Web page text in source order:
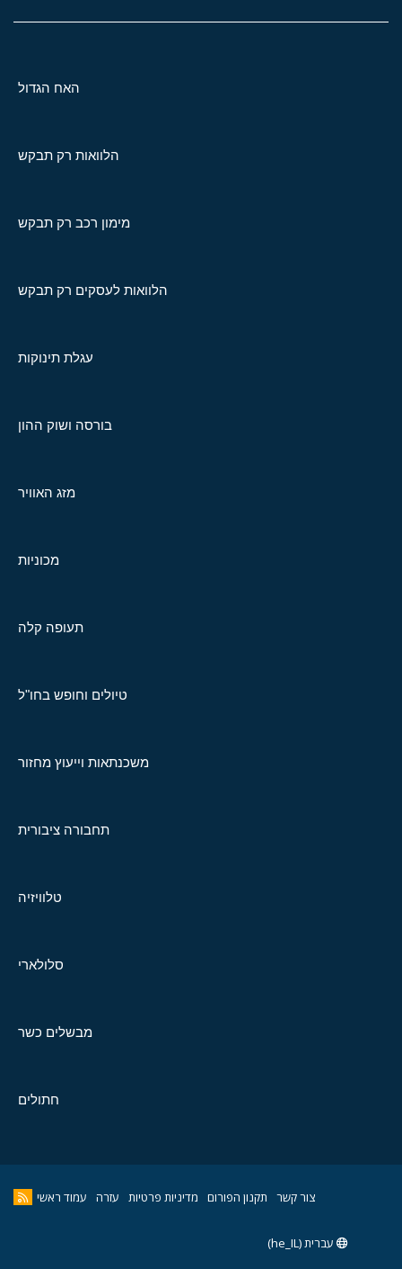
האח הגדול
הלוואות רק תבקש
מימון רכב רק תבקש
הלוואות לעסקים רק תבקש
עגלת תינוקות
בורסה ושוק ההון
מזג האוויר
מכוניות
תעופה קלה
טיולים וחופש בחו"ל
משכנתאות וייעוץ מחזור
תחבורה ציבורית
טלוויזיה
סלולארי
מבשלים כשר
חתולים
צור קשר תקנון הפורום מדיניות פרטיות עזרה עמוד ראשי
עברית (he_IL)